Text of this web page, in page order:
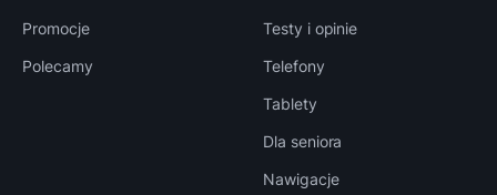
Promocje
Polecamy
Testy i opinie
Telefony
Tablety
Dla seniora
Nawigacje